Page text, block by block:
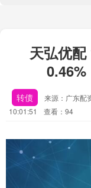
天弘优
0.46%
转债 来源：广东配
10:01:51
查看：94